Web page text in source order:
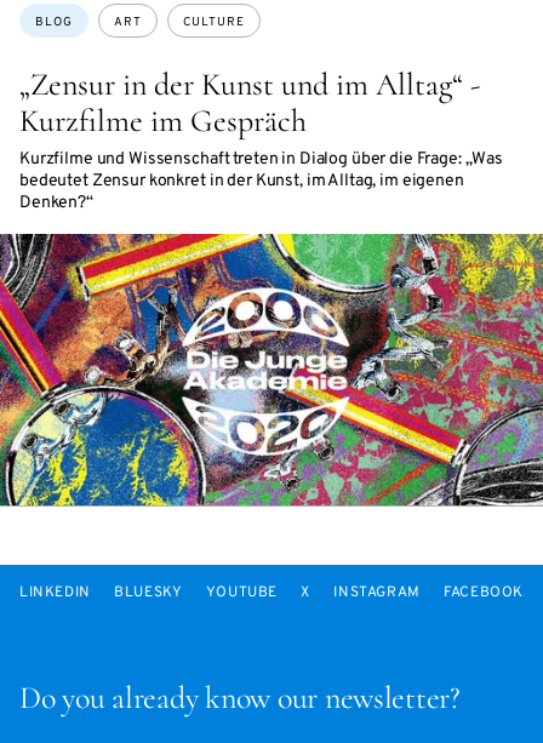
„Zensur in der Kunst und im Alltag“ -
Kurzfilme im Gespräch
Kurzfilme und Wissenschaft treten in Dialog über die Frage: „Was
bedeutet Zensur konkret in der Kunst, im Alltag, im eigenen
Denken?“
Topics:
BLOG ART CULTURE
Do you already know our newsletter?
LINKEDIN BLUESKY YOUTUBE X INSTAGRAM FACEBOOK